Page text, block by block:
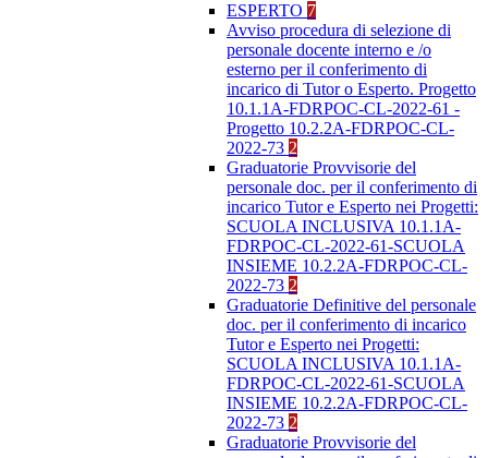
ESPERTO 7
Avviso procedura di selezione di
personale docente interno e /o
esterno per il conferimento di
incarico di Tutor o Esperto. Progetto
10.1.1A-FDRPOC-CL-2022-61 -
Progetto 10.2.2A-FDRPOC-CL-
2022-73 2
Graduatorie Provvisorie del
personale doc. per il conferimento di
incarico Tutor e Esperto nei Progetti:
SCUOLA INCLUSIVA 10.1.1A-
FDRPOC-CL-2022-61-SCUOLA
INSIEME 10.2.2A-FDRPOC-CL-
2022-73 2
Graduatorie Definitive del personale
doc. per il conferimento di incarico
Tutor e Esperto nei Progetti:
SCUOLA INCLUSIVA 10.1.1A-
FDRPOC-CL-2022-61-SCUOLA
INSIEME 10.2.2A-FDRPOC-CL-
2022-73 2
Graduatorie Provvisorie del